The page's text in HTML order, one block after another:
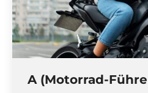
A (Motorrad-